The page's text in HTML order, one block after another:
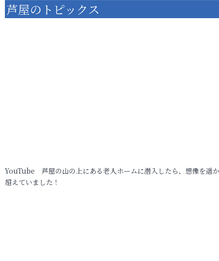
芦屋のトピックス
YouTube 芦屋の山の上にある老人ホームに潜入したら、想像を遥
超えていました！